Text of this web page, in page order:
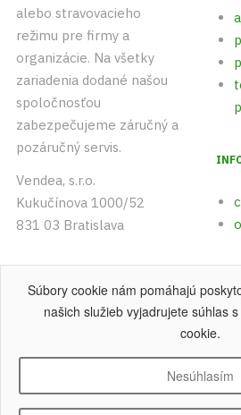
alebo stravovacieho
režimu pre firmy a
organizácie. Na všetky
zariadenia dodané našou
spoločnosťou
zabezpečujeme záručný a
pozáručný servis.
Vendea, s.r.o.
Kukučínova 1000/52
831 03 Bratislava
+421 (0)903 542 893
+421 (0)915 742 891
Copyright © 2004 - 2026 Vendea, s.r.o.
Súbory cookie nám pomáhajú
našich služieb vyjadrujete súhlas
cookie.
Nesúhlasím